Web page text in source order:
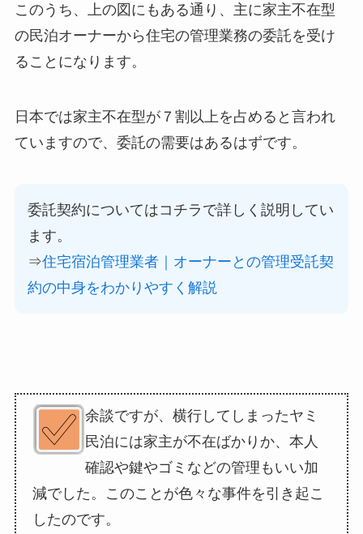
このうち、上の図にもある通り、主に家主不在型
の民泊オーナーから住宅の管理業務の委託を受け
ることになります。
日本では家主不在型が７割以上を占めると言われ
ていますので、委託の需要はあるはずです。
委託契約についてはコチラで詳しく説明してい
ます。
⇒住宅宿泊管理業者｜オーナーとの管理受託契
約の中身をわかりやすく解説
余談ですが、横行してしまったヤミ
民泊には家主が不在ばかりか、本人
確認や鍵やゴミなどの管理もいい加
減でした。このことが色々な事件を引き起こ
したのです。